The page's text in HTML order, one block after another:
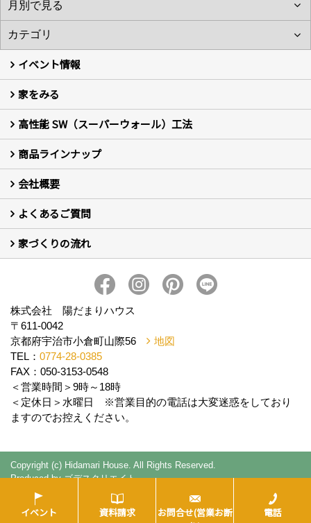
イベント情報
イベント予告
イベント報告
家をみる
フォトギャラリー
現場レポート
お客様の声
高性能 SW（スーパーウォール）工法
新築住宅の制振SW工法
セミ新築のSW工法（断熱リノベーション）
商品ラインナップ
セミ新築 (商標登録第6729704号) Hi・da・ma・ri の家
完全自由設計 注文住宅
自然素材の家 注文住宅
T-CLASS-北欧風セレクト住宅
会社概要
はじめての方 社長の想い
会社の歴史・陽だまりハウスの意味とは？
スタッフ紹介
スタッフブログ
会社情報
アクセス
会社紹介の動画
プライバシーポリシー
よくあるご質問
新築について (10)
リフォームについて (2)
家づくりの流れ
株式会社 陽だまりハウス
〒611-0042
京都府宇治市小倉町山際56
地図
TEL： 0774-28-0385
FAX：050-3153-0548
＜営業時間＞9時～18時
＜定休日＞水曜日 ※営業目的の電話は大変迷惑をしており
ますのでお控えください。
Copyright (c) Hidamari House. All Rights Reserved.
Produced byゴデスクリエイト
イベント 資料請求
お問合せ(営業お断
電話